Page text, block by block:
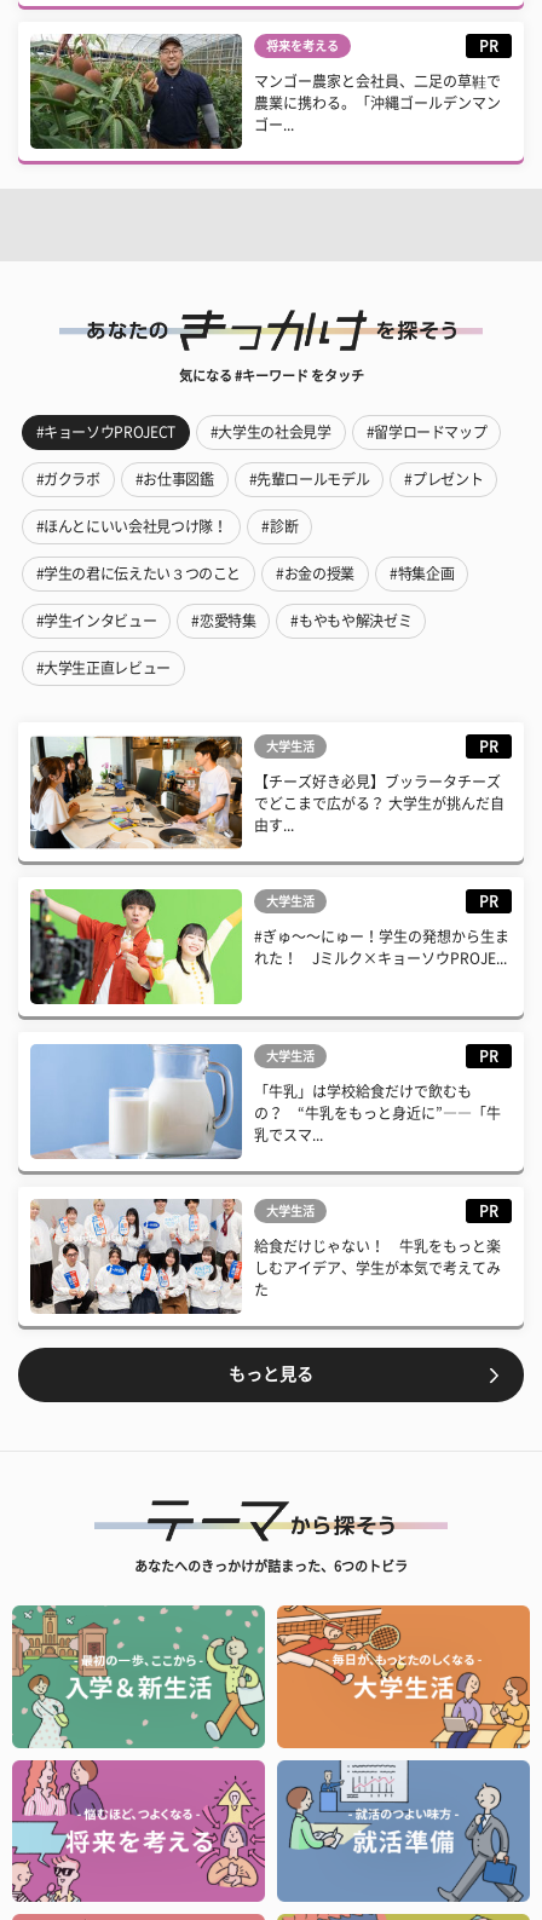
将来を考える PR
マンゴー農家と会社員、二足の草鞋で
農業に携わる。「沖縄ゴールデンマン
ゴー...
気になる #キーワード をタッチ
#キョーソウPROJECT #大学生の社会見学 #留学ロードマップ
#ガクラボ #お仕事図鑑 #先輩ロールモデル #プレゼント
#ほんとにいい会社見つけ隊！ #診断
#学生の君に伝えたい３つのこと #お金の授業 #特集企画
#学生インタビュー #恋愛特集 #もやもや解決ゼミ
#大学生正直レビュー
大学生活 PR
【チーズ好き必見】ブッラータチーズ
でどこまで広がる？ 大学生が挑んだ自
由す...
大学生活 PR
#ぎゅ〜〜にゅー！学生の発想から生ま
れた！ Jミルク×キョーソウPROJE...
大学生活 PR
「牛乳」は学校給食だけで飲むも
の？ “牛乳をもっと身近に”――「牛
乳でスマ...
大学生活 PR
給食だけじゃない！ 牛乳をもっと楽
しむアイデア、学生が本気で考えてみ
た
もっと見る
あなたへのきっかけが詰まった、6つのトビラ